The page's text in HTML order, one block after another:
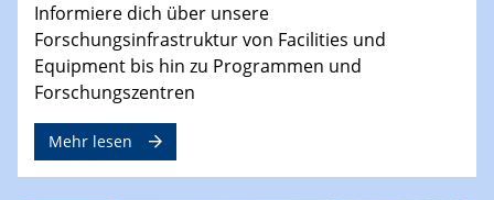
Informiere dich über unsere
Forschungsinfrastruktur von Facilities und
Equipment bis hin zu Programmen und
Forschungszentren
Mehr lesen